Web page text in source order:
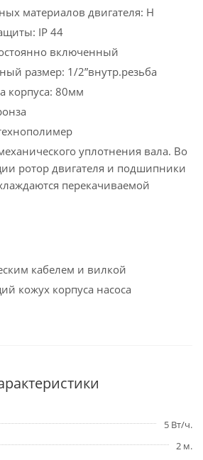
материалов двигателя: H
IP 44
включенный
размер: 1/2”внутр.резьба
корпуса: 80мм
уплотнения вала. Во
ротор двигателя и подшипники
перекачиваемой
кабелем и вилкой
кожух корпуса насоса
5 Вт/ч.
2 м.